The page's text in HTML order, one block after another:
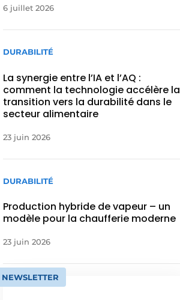
6 juillet 2026
DURABILITÉ
La synergie entre l’IA et l’AQ :
comment la technologie accélère la
transition vers la durabilité dans le
secteur alimentaire
23 juin 2026
DURABILITÉ
Production hybride de vapeur – un
modèle pour la chaufferie moderne
23 juin 2026
NEWSLETTER